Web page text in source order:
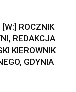
ROCZNIK
REDAKCJA
KIEROWNIK
GDYNIA